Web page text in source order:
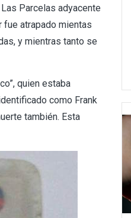
Parcelas adyacente
fue atrapado mientas
y mientras tanto se
quien estaba
como Frank
también. Esta